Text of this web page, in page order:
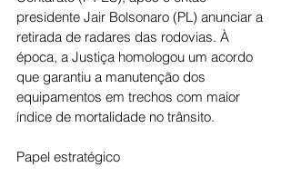
presidente Jair Bolsonaro (PL) anunciar a
retirada de radares das rodovias. À
época, a Justiça homologou um acordo
que garantiu a manutenção dos
equipamentos em trechos com maior
índice de mortalidade no trânsito.
Papel estratégico